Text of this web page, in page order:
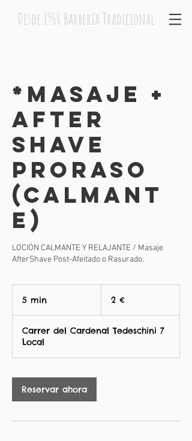
Desde 1966 Barbería Tradicional
*MASAJE +
AFTER
SHAVE
PRORASO
(Calmant
e)
LOCIÓN CALMANTE Y RELAJANTE / Masaje
AfterShave Post-Afeitado o Rasurado.
5 min
i
2 €
Carrer del Cardenal Tedeschini 7
Local
Reservar ahora